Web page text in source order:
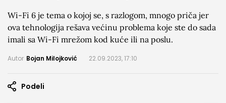
Wi-Fi 6 je tema o kojoj se, s razlogom, mnogo priča jer
ova tehnologija rešava većinu problema koje ste do sada
imali sa Wi-Fi mrežom kod kuće ili na poslu.
Autor Bojan Milojković 22.09.2023, 17:10
Podeli